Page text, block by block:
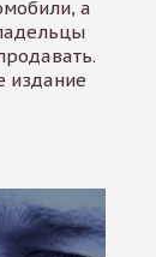
а
издание